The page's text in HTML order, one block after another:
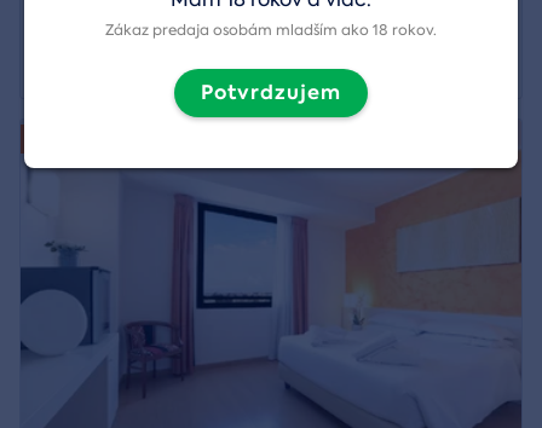
Viedeň
Zákaz predaja osobám mladším ako 18 rokov.
Potvrdzujem